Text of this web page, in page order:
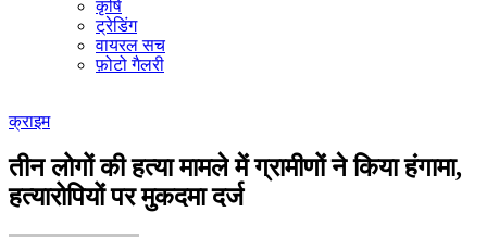
कृषि
ट्रेडिंग
वायरल सच
फ़ोटो गैलरी
क्राइम
तीन लोगों की हत्या मामले में ग्रामीणों ने किया हंगामा,
हत्यारोपियों पर मुकदमा दर्ज